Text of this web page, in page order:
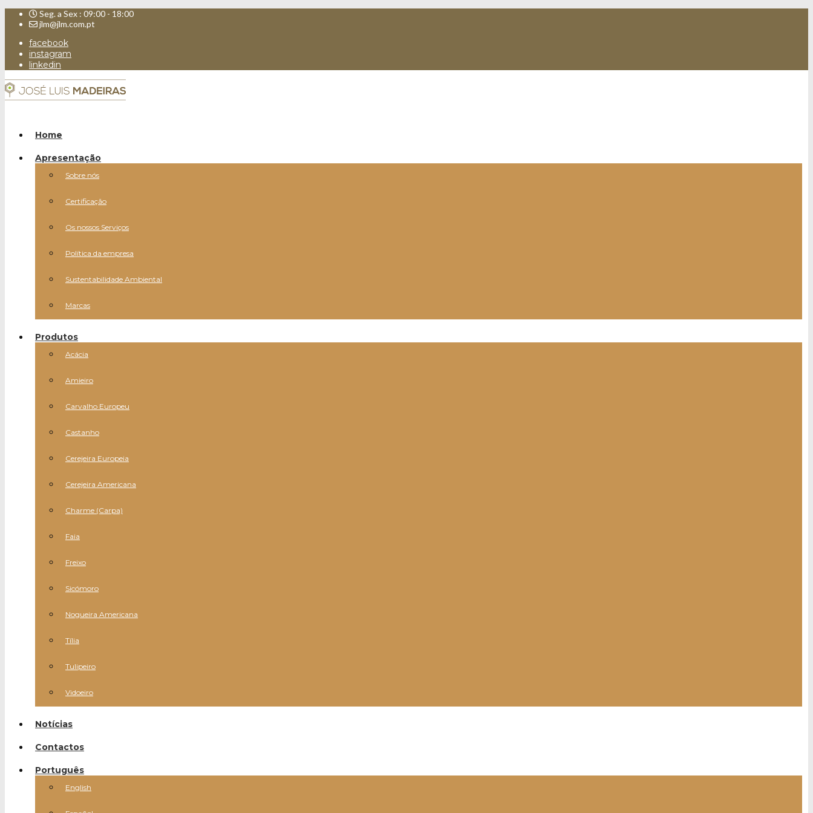
Seg. a Sex : 09:00 - 18:00
jlm@jlm.com.pt
facebook
instagram
linkedin
Home
Apresentação
Sobre nós
Certificação
Os nossos Serviços
Política da empresa
Sustentabilidade Ambiental
Marcas
Produtos
Acácia
Amieiro
Carvalho Europeu
Castanho
Cerejeira Europeia
Cerejeira Americana
Charme (Carpa)
Faia
Freixo
Sicómoro
Nogueira Americana
Tília
Tulipeiro
Vidoeiro
Notícias
Contactos
Português
English